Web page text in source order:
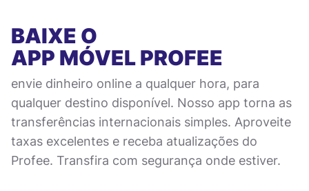
BAIXE O
APP MÓVELPROFEE
envie dinheiro online a qualquer hora, para
qualquer destino disponível. Nosso app torna as
transferências internacionais simples. Aproveite
taxas excelentes e receba atualizações do
Profee. Transfira com segurança onde estiver.